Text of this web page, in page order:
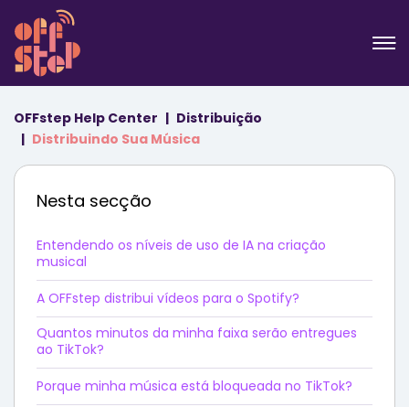
OFFstep Help Center
Distribuição
Distribuindo Sua Música
Nesta secção
Entendendo os níveis de uso de IA na criação
musical
A OFFstep distribui vídeos para o Spotify?
Quantos minutos da minha faixa serão entregues
ao TikTok?
Porque minha música está bloqueada no TikTok?